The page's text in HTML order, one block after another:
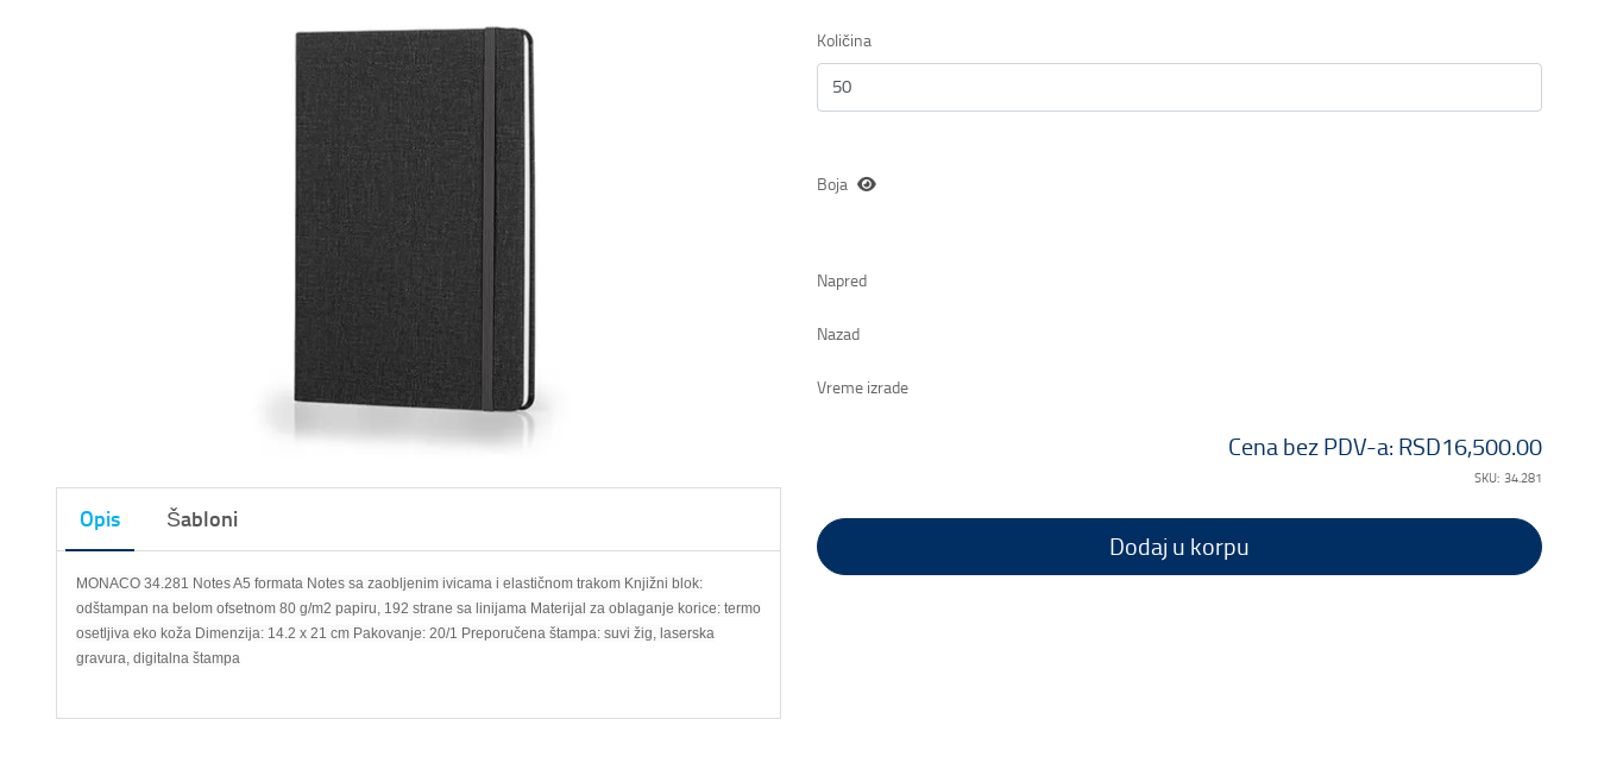
Opis Šabloni
MONACO 34.281 Notes A5 formata Notes sa zaobljenim ivicama i elastičnom trakom Knjižni blok:
odštampan na belom ofsetnom 80 g/m2 papiru, 192 strane sa linijama Materijal za oblaganje korice: termo
osetljiva eko koža Dimenzija: 14.2 x 21 cm Pakovanje: 20/1 Preporučena štampa: suvi žig, laserska
gravura, digitalna štampa
Količina
Boja
Napred
Nazad
Vreme izrade
Cena bez PDV-a: RSD16,500.00
SKU: 34.281
Dodaj u korpu